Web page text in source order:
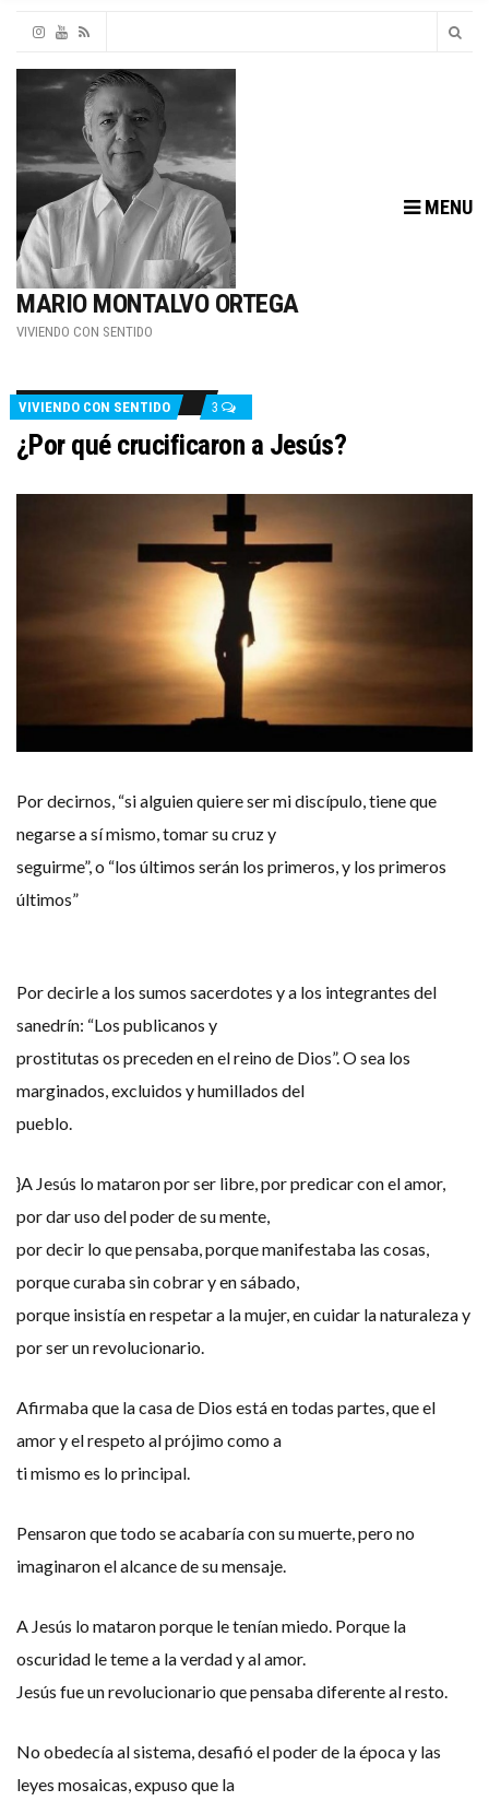
MARIO MONTALVO ORTEGA
VIVIENDO CON SENTIDO
MENU
VIVIENDO CON SENTIDO 3
¿Por qué crucificaron a Jesús?
Por decirnos, “si alguien quiere ser mi discípulo, tiene que
negarse a sí mismo, tomar su cruz y
seguirme”, o “los últimos serán los primeros, y los primeros
últimos”
Por decirle a los sumos sacerdotes y a los integrantes del
sanedrín: “Los publicanos y
prostitutas os preceden en el reino de Dios”. O sea los
marginados, excluidos y humillados del
pueblo.
}A Jesús lo mataron por ser libre, por predicar con el amor,
por dar uso del poder de su mente,
por decir lo que pensaba, porque manifestaba las cosas,
porque curaba sin cobrar y en sábado,
porque insistía en respetar a la mujer, en cuidar la naturaleza y
por ser un revolucionario.
Afirmaba que la casa de Dios está en todas partes, que el
amor y el respeto al prójimo como a
ti mismo es lo principal.
Pensaron que todo se acabaría con su muerte, pero no
imaginaron el alcance de su mensaje.
A Jesús lo mataron porque le tenían miedo. Porque la
oscuridad le teme a la verdad y al amor.
Jesús fue un revolucionario que pensaba diferente al resto.
No obedecía al sistema, desafió el poder de la época y las
leyes mosaicas, expuso que la